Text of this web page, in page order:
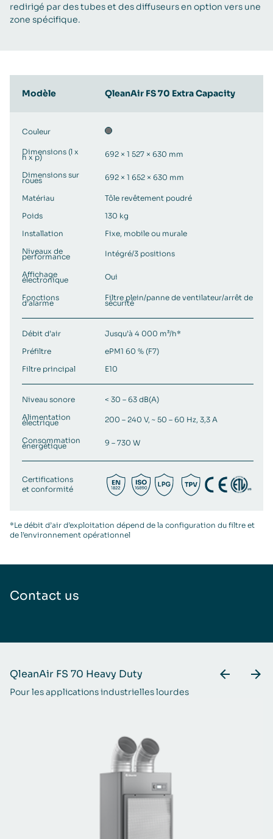
redirigé par des tubes et des diffuseurs en option vers une
zone spécifique.
Modèle QleanAir FS 70 Extra Capacity
Couleur
Dimensions (l x
h x p) 692 × 1 527 × 630 mm
Dimensions sur
roues 692 × 1 652 × 630 mm
Matériau
Tôle revêtement poudré
Poids
130 kg
Installation
Fixe, mobile ou murale
Niveaux de
performance Intégré/3 positions
Affichage
électronique Oui
Fonctions
d’alarme
Filtre plein/panne de ventilateur/arrêt de
sécurité
Débit d’air
Jusqu’à 4 000 m³/h*
Préfiltre
ePM1 60 % (F7)
Filtre principal
E10
Niveau sonore
< 30 – 63 dB(A)
Alimentation
électrique 200 – 240 V, ~ 50 – 60 Hz, 3,3 A
Consommation
énergétique 9 – 730 W
Certifications
et conformité
*Le débit d’air d’exploitation dépend de la configuration du filtre et
de l’environnement opérationnel
Contact us
QleanAir FS 70 Heavy Duty
Pour les applications industrielles lourdes